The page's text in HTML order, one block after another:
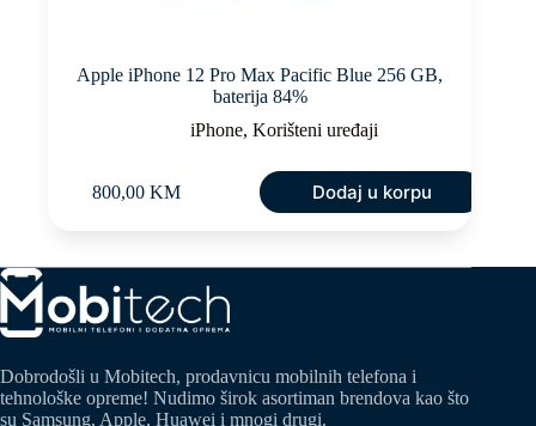
Apple iPhone 12 Pro Max Pacific Blue 256 GB,
baterija 84%
iPhone, Korišteni uređaji
800,00 KM Dodaj u korpu
Dobrodošli u Mobitech, prodavnicu mobilnih telefona i
tehnološke opreme! Nudimo širok asortiman brendova kao što
su Samsung, Apple, Huawei i mnogi drugi.